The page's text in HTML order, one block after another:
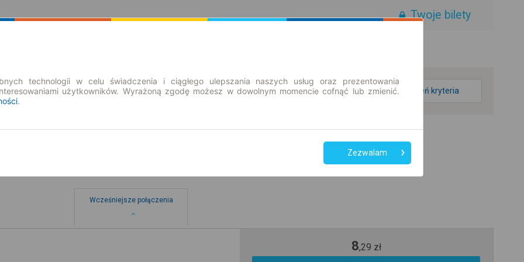
Twoje bilety
zmień kryteria
Wcześniejsze połączenia
8,29 zł
technologii w celu świadczenia i ciągłego ulepszania naszych usług oraz prezentowania
użytkowników. Wyrażoną zgodę możesz w dowolnym momencie cofnąć lub zmienić.
.
Zezwalam